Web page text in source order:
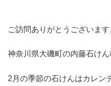
ご訪問ありがとうございます
神奈川県大磯町の内藤石けん
2月の季節の石けんはカレン